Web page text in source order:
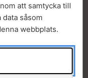
att samtycka till
såsom
webbplats.